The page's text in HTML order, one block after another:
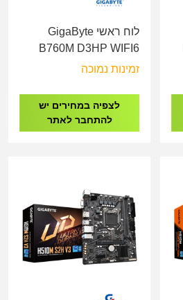
לוח ראשי GigaByte
B760M D3HP WIFI6
DDR5 - Socket 1700
זמינות נמוכה
לצפיה במחירים יש
להתחבר לאתר